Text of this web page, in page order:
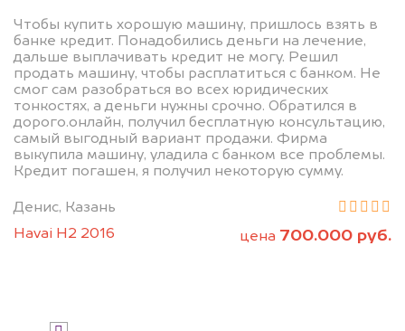
Чтобы купить хорошую машину, пришлось взять в
банке кредит. Понадобились деньги на лечение,
дальше выплачивать кредит не могу. Решил
продать машину, чтобы расплатиться с банком. Не
смог сам разобраться во всех юридических
тонкостях, а деньги нужны срочно. Обратился в
дорого.онлайн, получил бесплатную консультацию,
самый выгодный вариант продажи. Фирма
выкупила машину, уладила с банком все проблемы.
Кредит погашен, я получил некоторую сумму.
Денис, Казань
Havai H2 2016
цена 700.000 руб.
551-81-15
Мы проконсультируем вас и
рассчитаем стоимость вашего
автомобиля.